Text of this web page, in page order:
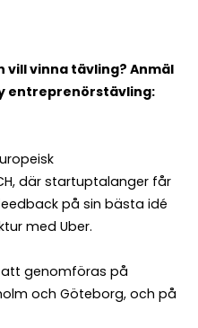
vill vinna tävling? Anmäl
entreprenörstävling:
där startuptalanger får
på sin bästa idé
med Uber.
genomföras på
och Göteborg, och på